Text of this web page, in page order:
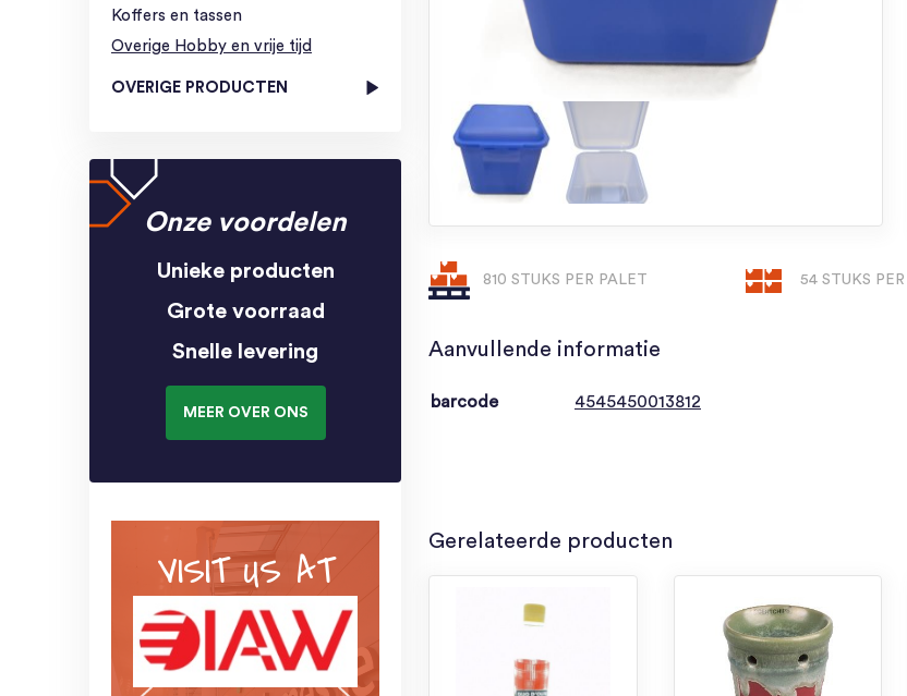
Koffers en tassen
Overige Hobby en vrije tijd
OVERIGE PRODUCTEN
Onze voordelen
Unieke producten
Grote voorraad
Snelle levering
MEER OVER ONS
VISIT US AT
810 STUKS PER PALET 54 STUKS
Aanvullende informatie
barcode 4545450013812
Gerelateerde producten